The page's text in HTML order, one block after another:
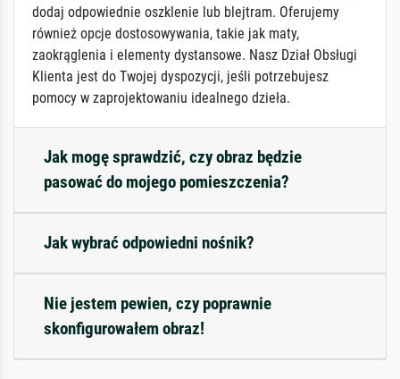
dodaj odpowiednie oszklenie lub blejtram. Oferujemy
również opcje dostosowywania, takie jak maty,
zaokrąglenia i elementy dystansowe. Nasz Dział Obsługi
Klienta jest do Twojej dyspozycji, jeśli potrzebujesz
pomocy w zaprojektowaniu idealnego dzieła.
Jak mogę sprawdzić, czy obraz będzie
pasować do mojego pomieszczenia?
Jak wybrać odpowiedni nośnik?
Nie jestem pewien, czy poprawnie
skonfigurowałem obraz!